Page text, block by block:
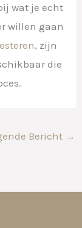
wat je echt
willen gaan
, zijn
die
Bericht →